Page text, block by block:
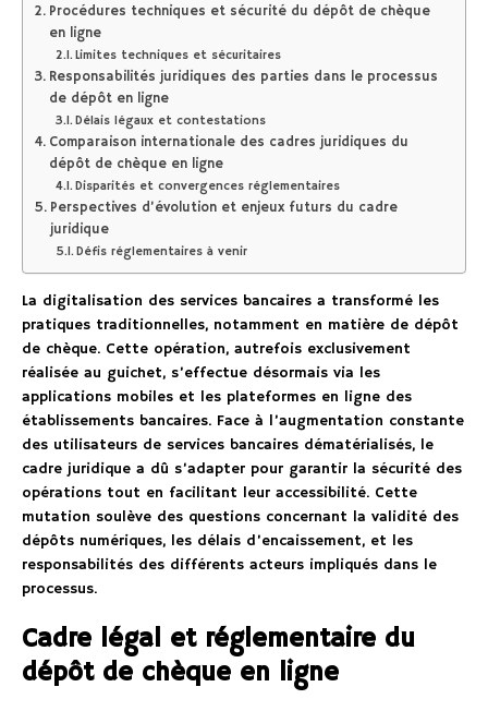
Procédures techniques et sécurité du dépôt de chèque
en ligne
Limites techniques et sécuritaires
Responsabilités juridiques des parties dans le processus
de dépôt en ligne
Délais légaux et contestations
Comparaison internationale des cadres juridiques du
dépôt de chèque en ligne
Disparités et convergences réglementaires
Perspectives d’évolution et enjeux futurs du cadre
juridique
Défis réglementaires à venir
La digitalisation des services bancaires a transformé les
pratiques traditionnelles, notamment en matière de dépôt
de chèque. Cette opération, autrefois exclusivement
réalisée au guichet, s’effectue désormais via les
applications mobiles et les plateformes en ligne des
établissements bancaires. Face à l’augmentation constante
des utilisateurs de services bancaires dématérialisés, le
cadre juridique a dû s’adapter pour garantir la sécurité des
opérations tout en facilitant leur accessibilité. Cette
mutation soulève des questions concernant la validité des
dépôts numériques, les délais d’encaissement, et les
responsabilités des différents acteurs impliqués dans le
processus.
Cadre légal et réglementaire du
dépôt de chèque en ligne